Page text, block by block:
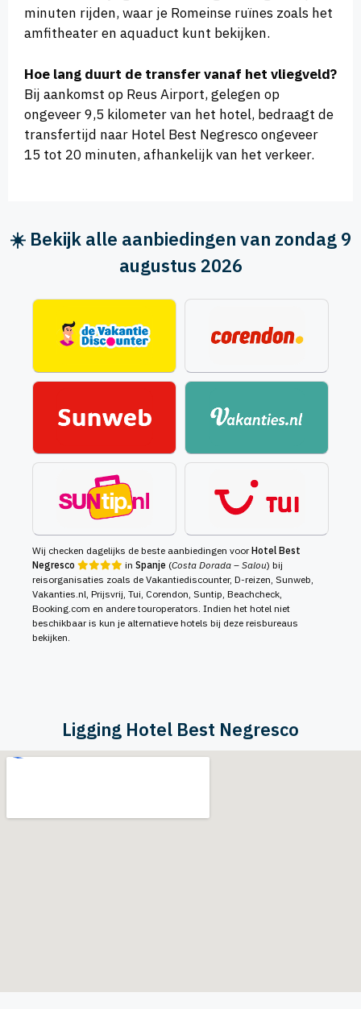
minuten rijden, waar je Romeinse ruïnes zoals het
amfitheater en aquaduct kunt bekijken.
Hoe lang duurt de transfer vanaf het vliegveld?
Bij aankomst op Reus Airport, gelegen op
ongeveer 9,5 kilometer van het hotel, bedraagt de
transfertijd naar Hotel Best Negresco ongeveer
15 tot 20 minuten, afhankelijk van het verkeer.
☀️ Bekijk alle aanbiedingen van zondag 9
augustus 2026
Wij checken dagelijks de beste aanbiedingen voorHotel Best
Negresco
in Spanje (Costa Dorada – Salou) bij
reisorganisaties zoals de Vakantiediscounter, D-reizen, Sunweb,
Vakanties.nl, Prijsvrij, Tui, Corendon, Suntip, Beachcheck,
Booking.com en andere touroperators. Indien het hotel niet
beschikbaar is kun je alternatieve hotels bij deze reisbureaus
bekijken.
Ligging Hotel Best Negresco